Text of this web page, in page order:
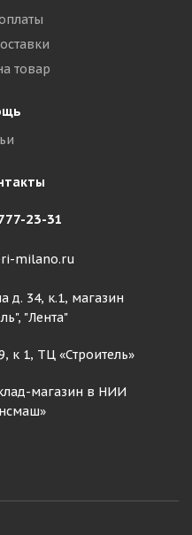
товар
23-31
milano.ru
д. 34, к.1, магазин
"Лента"
к 1, ТЦ «Строитель»
магазин в НИИ